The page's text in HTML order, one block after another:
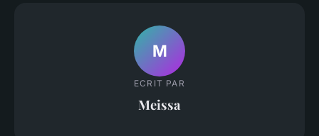
M
ECRIT PAR
Meissa